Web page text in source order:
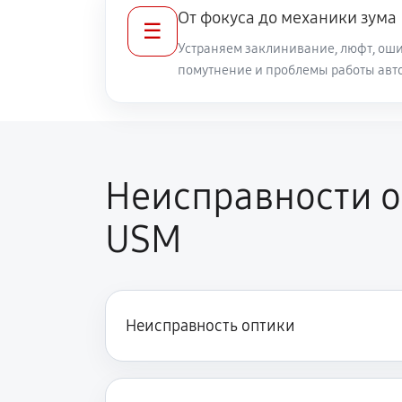
☰
От фокуса до механики зума
Устраняем заклинивание, люфт,
помутнение и проблемы работы
Неисправности
USM
Неисправность оптики